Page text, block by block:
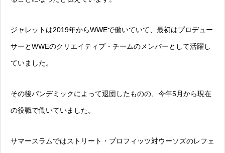
ジャレットは2019年からWWEで働いていて、最初はプロデュー
サーとWWEのクリエイティブ・チームのメンバーとして活躍し
ていました。
その後パンデミックによって退団したものの、今年5月から現在
の役職で働いていました。
サマースラムではストリート・プロフィッツ対ウーソズのレフェ